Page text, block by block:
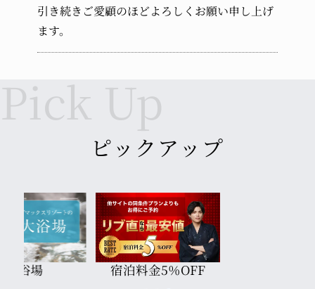
引き続きご愛顧のほどよろしくお願い申し上げ
ます。
ピックアップ
大浴場 宿泊料金5％OFF